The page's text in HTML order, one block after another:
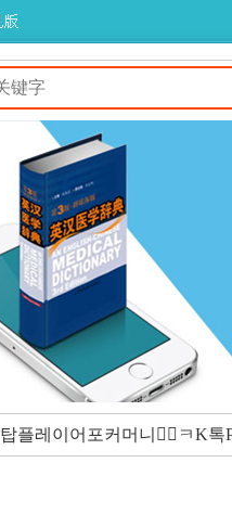
탑플레이어포커머니상🏾ㅋK